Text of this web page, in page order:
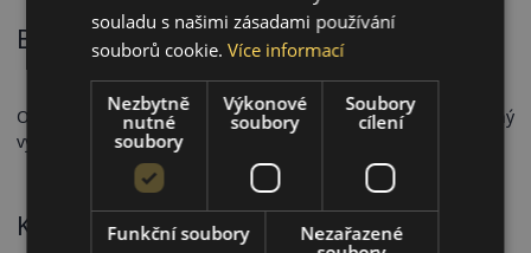
Bezpečnostní vlastnosti
Optimalizovaná struktura bloků zajišťuje předvídatelný brzdný
výkon a přesnou odezvu řízení.
Komfort a hlučnost
souladu s našimi zásadami používání
souborů cookie.Více informací
Nezbytně
nutné
soubory
Výkonové
soubory
Soubory
cílení
Funkční soubory
Nezařazené